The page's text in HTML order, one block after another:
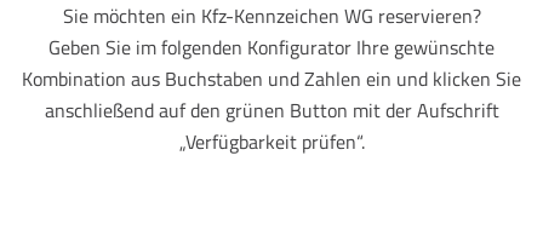
Sie möchten ein Kfz-Kennzeichen WG reservieren?
Geben Sie im folgenden Konfigurator Ihre gewünschte
Kombination aus Buchstaben und Zahlen ein und klicken Sie
anschließend auf den grünen Button mit der Aufschrift
„Verfügbarkeit prüfen“.